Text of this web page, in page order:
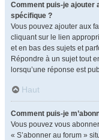
Comment puis-je ajouter
spécifique ?
Vous pouvez ajouter aux
cliquant sur le lien
et en bas des sujets et
Répondre à un sujet tout
lorsqu’une réponse est
Haut
Comment puis-je
Vous pouvez vous
« S’abonner au forum »